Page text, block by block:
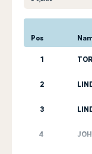
Pos
1
2
3
4